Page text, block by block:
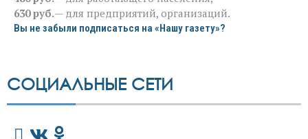
630 руб.— для предприятий, организаций.
Вы не забыли подписаться на «Нашу газету»?
СОЦИАЛЬНЫЕ СЕТИ